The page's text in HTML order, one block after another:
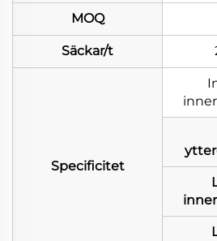
MOQ
Säckar/t
Specificitet